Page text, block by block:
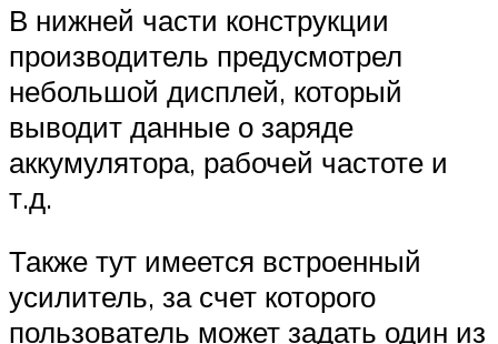
В нижней части конструкции
производитель предусмотрел
небольшой дисплей, который
выводит данные о заряде
аккумулятора, рабочей частоте и
т.д.
Также тут имеется встроенный
усилитель, за счет которого
пользователь может задать один из